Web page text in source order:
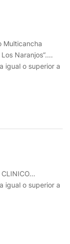
Multicancha
Naranjos”....
igual o superior a
CLINICO...
igual o superior a